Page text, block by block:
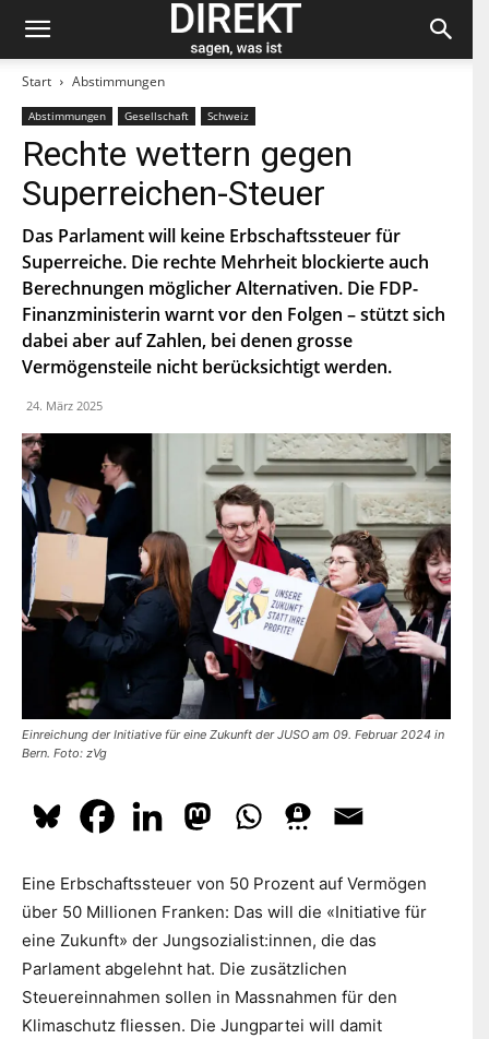
Start Abstimmungen
Abstimmungen Gesellschaft Schweiz
Rechte wettern gegen
Superreichen-Steuer
Das Parlament will keine Erbschaftssteuer für
Superreiche. Die rechte Mehrheit blockierte auch
Berechnungen möglicher Alternativen. Die FDP-
Finanzministerin warnt vor den Folgen – stützt sich
dabei aber auf Zahlen, bei denen grosse
Vermögensteile nicht berücksichtigt werden.
24. März 2025
Einreichung der Initiative für eine Zukunft der JUSO am 09. Februar 2024 in
Bern. Foto: zVg
Eine Erbschaftssteuer von 50 Prozent auf Vermögen
über 50 Millionen Franken: Das will die «Initiative für
eine Zukunft» der Jungsozialist:innen, die das
Parlament abgelehnt hat. Die zusätzlichen
Steuereinnahmen sollen in Massnahmen für den
Klimaschutz fliessen. Die Jungpartei will damit
Bleiben Sie auf dem neuesten Stand und
abonnieren Sie unseren «direkt»-Newsletter.
o
r
n
a
m
e
a
c
h
n
a
e
E
-
M
i
*
P
Z
Indem Du Dich zum Newsletter einschreibst, stimmst Du
zu, dass die SP Dich auf dem Laufenden halten darf. Mehr
dazuhier.
ABONNIEREN